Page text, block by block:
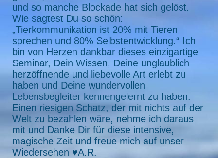
und so manche Blockade hat sich gelöst.
Wie sagtest Du so schön:
„Tierkommunikation ist 20% mit Tieren
sprechen und 80% Selbstentwicklung.“ Ich
bin von Herzen dankbar dieses einzigartige
Seminar, Dein Wissen, Deine unglaublich
herzöffnende und liebevolle Art erlebt zu
haben und Deine wundervollen
Lebensbegleiter kennengelernt zu haben.
Einen riesigen Schatz, der mit nichts auf der
Welt zu bezahlen wäre, nehme ich daraus
mit und Danke Dir für diese intensive,
magische Zeit und freue mich auf unser
Wiedersehen ♥️A.R.